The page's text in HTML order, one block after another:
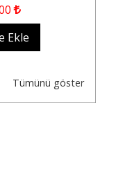
Ekle
Tümünü göster